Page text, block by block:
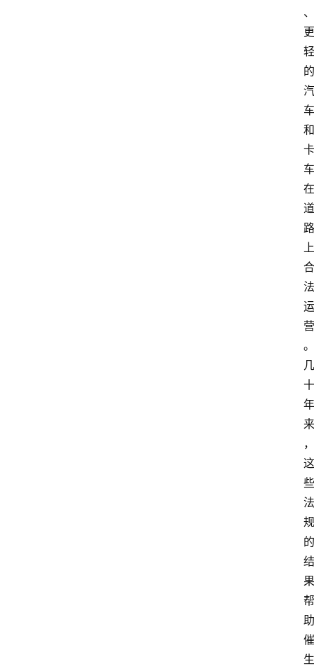
、
更
轻
的
汽
车
和
卡
车
在
道
路
上
合
法
运
营
。
几
十
年
来
，
这
些
法
规
的
结
果
帮
助
催
生